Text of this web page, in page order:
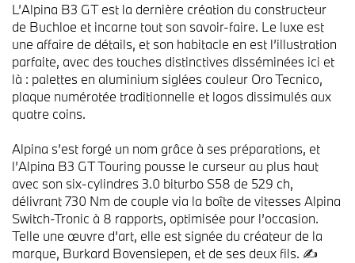
L’Alpina B3 GT est la dernière création du constructeur
de Buchloe et incarne tout son savoir-faire. Le luxe est
une affaire de détails, et son habitacle en est l’illustration
parfaite, avec des touches distinctives disséminées ici et
là : palettes en aluminium siglées couleur Oro Tecnico,
plaque numérotée traditionnelle et logos dissimulés aux
quatre coins.
Alpina s’est forgé un nom grâce à ses préparations, et
l’Alpina B3 GT Touring pousse le curseur au plus haut
avec son six-cylindres 3.0 biturbo S58 de 529 ch,
délivrant 730 Nm de couple via la boîte de vitesses Alpina
Switch-Tronic à 8 rapports, optimisée pour l’occasion.
Telle une œuvre d’art, elle est signée du créateur de la
marque, Burkard Bovensiepen, et de ses deux fils. ✍️